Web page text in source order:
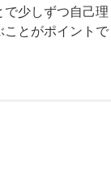
少しずつ自己理
ことがポイントで